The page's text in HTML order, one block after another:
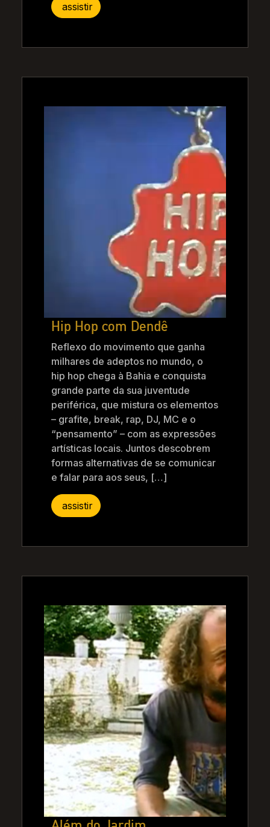
assistir
Hip Hop com Dendê
Reflexo do movimento que ganha
milhares de adeptos no mundo, o
hip hop chega à Bahia e conquista
grande parte da sua juventude
periférica, que mistura os elementos
– grafite, break, rap, DJ, MC e o
“pensamento” – com as expressões
artísticas locais. Juntos descobrem
formas alternativas de se comunicar
e falar para aos seus, […]
assistir